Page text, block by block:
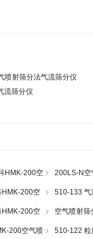
喷射筛分法气流筛分仪
流筛分仪
HMK-200空
200LS-N空
HMK-200空
510-133 气
HMK-200空
空气喷射
200空气喷
510-122 粒